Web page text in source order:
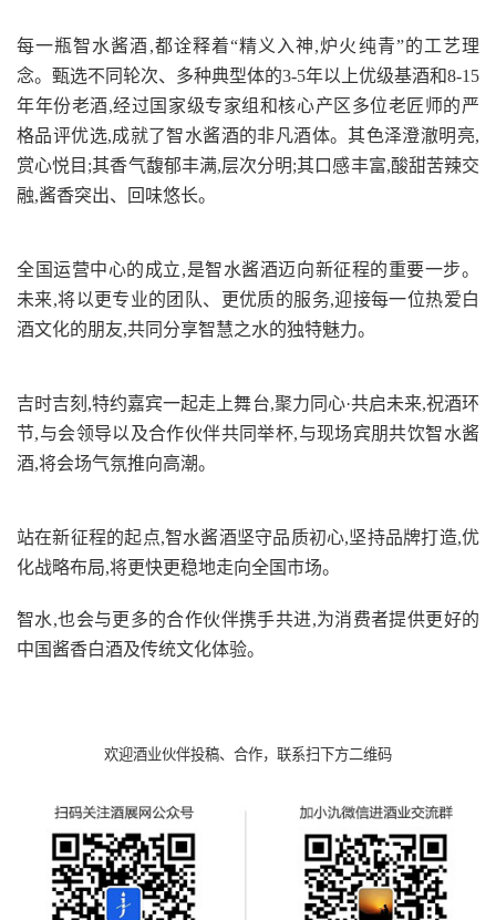
每一瓶智水酱酒,都诠释着“精义入神,炉火纯青”的工艺理
念。甄选不同轮次、多种典型体的3-5年以上优级基酒和8-15
年年份老酒,经过国家级专家组和核心产区多位老匠师的严
格品评优选,成就了智水酱酒的非凡酒体。其色泽澄澈明亮,
赏心悦目;其香气馥郁丰满,层次分明;其口感丰富,酸甜苦辣交
融,酱香突出、回味悠长。
全国运营中心的成立,是智水酱酒迈向新征程的重要一步。
未来,将以更专业的团队、更优质的服务,迎接每一位热爱白
酒文化的朋友,共同分享智慧之水的独特魅力。
吉时吉刻,特约嘉宾一起走上舞台,聚力同心·共启未来,祝酒环
节,与会领导以及合作伙伴共同举杯,与现场宾朋共饮智水酱
酒,将会场气氛推向高潮。
站在新征程的起点,智水酱酒坚守品质初心,坚持品牌打造,优
化战略布局,将更快更稳地走向全国市场。
智水,也会与更多的合作伙伴携手共进,为消费者提供更好的
中国酱香白酒及传统文化体验。
欢迎酒业伙伴投稿、合作，联系扫下方二维码